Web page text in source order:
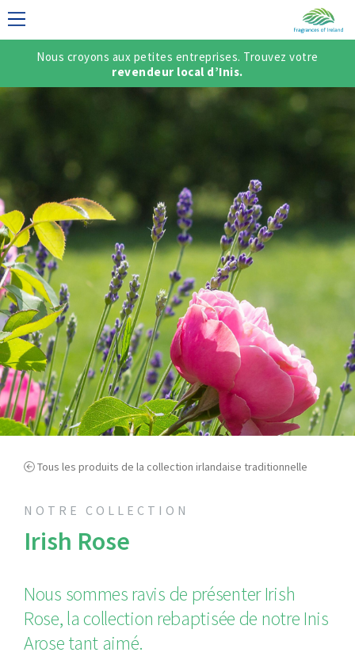
Nous croyons aux petites entreprises. Trouvez votre
revendeur local d’Inis.
CRÉER UN
Tous les produits de la collection irlandaise traditionnelle
NOTRE COLLECTION
Irish Rose
Nous sommes ravis de présenter Irish
Rose, la collection rebaptisée de notre Inis
Arose tant aimé.